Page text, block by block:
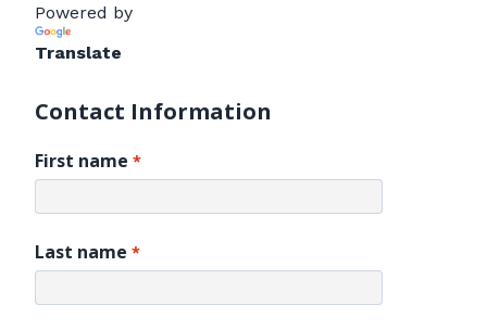
Powered by
Translate
Contact Information
First name
Last name